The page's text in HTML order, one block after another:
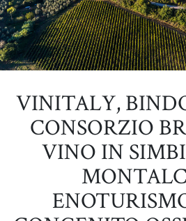
VINITALY,
CONSORZIO
VINO IN